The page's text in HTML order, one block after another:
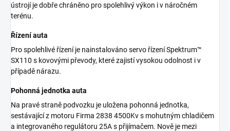
ústrojí je dobře chráněno pro spolehlivý výkon i v náročném
terénu.
Řízení auta
Pro spolehlivé řízení je nainstalováno servo řízení Spektrum™
SX110 s kovovými převody, které zajistí vysokou odolnost i v
případě nárazu.
Pohonná jednotka auta
Na pravé straně podvozku je uložena pohonná jednotka,
sestávající z motoru Firma 2838 4500Kv s mohutným chladičem
a integrovaného regulátoru 25A s přijímačem. Nově je mezi